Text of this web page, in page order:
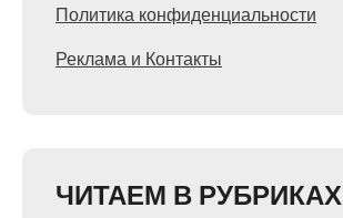
Политика конфиденциальности
Реклама и Контакты
ЧИТАЕМ В РУБРИКАХ